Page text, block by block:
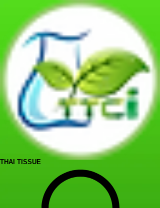
THAI TISSUE